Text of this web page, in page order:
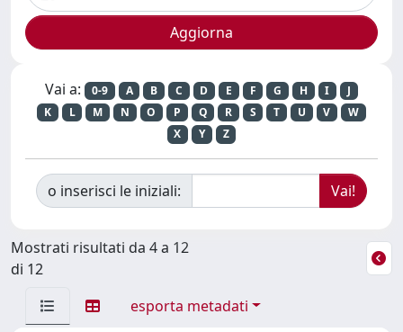
Vai a: 0-9 A B C D E F G H I
J
K
L M N O P Q R S T U V
W
X
Y Z
o inserisci le iniziali:
Mostrati risultati da 4 a 12
di 12
esporta metadati